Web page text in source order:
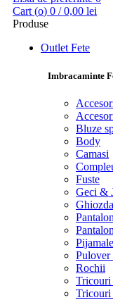
Cart (o) 0 / 0,00 lei
Produse
Outlet Fete
Imbracaminte
Bluze
Body
Camasi
Fuste
Geci &
Pulover
Rochii
Tricouri
Tricouri